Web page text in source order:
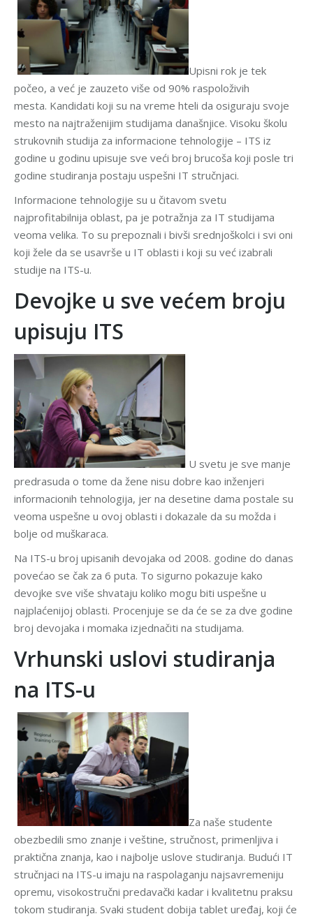
Upisni rok je tek
počeo, a već je zauzeto više od 90% raspoloživih
mesta. Kandidati koji su na vreme hteli da osiguraju svoje
mesto na najtraženijim studijama današnjice. Visoku školu
strukovnih studija za informacione tehnologije – ITS iz
godine u godinu upisuje sve veći broj brucoša koji posle tri
godine studiranja postaju uspešni IT stručnjaci.
Informacione tehnologije su u čitavom svetu
najprofitabilnija oblast, pa je potražnja za IT studijama
veoma velika. To su prepoznali i bivši srednjoškolci i svi oni
koji žele da se usavrše u IT oblasti i koji su već izabrali
studije na ITS-u.
Devojke u sve većem broju
upisuju ITS
U svetu je sve manje
predrasuda o tome da žene nisu dobre kao inženjeri
informacionih tehnologija, jer na desetine dama postale su
veoma uspešne u ovoj oblasti i dokazale da su možda i
bolje od muškaraca.
Na ITS-u broj upisanih devojaka od 2008. godine do danas
povećao se čak za 6 puta. To sigurno pokazuje kako
devojke sve više shvataju koliko mogu biti uspešne u
najplaćenijoj oblasti. Procenjuje se da će se za dve godine
broj devojaka i momaka izjednačiti na studijama.
Vrhunski uslovi studiranja
na ITS-u
Za naše studente
obezbedili smo znanje i veštine, stručnost, primenljiva i
praktična znanja, kao i najbolje uslove studiranja. Budući IT
stručnjaci na ITS-u imaju na raspolaganju najsavremeniju
opremu, visokostručni predavački kadar i kvalitetnu praksu
tokom studiranja. Svaki student dobija tablet uređaj, koji će